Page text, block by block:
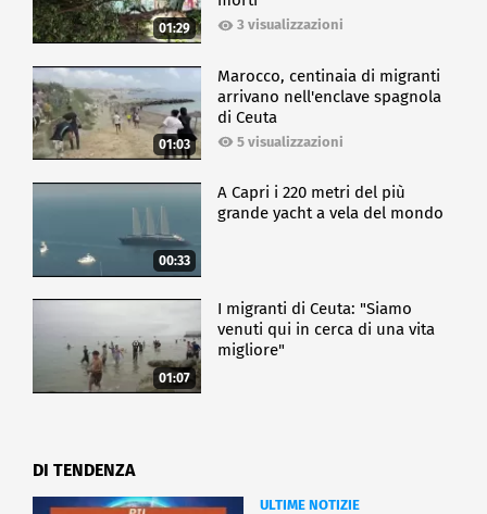
01:29 3 visualizzazioni
01:03
Marocco, centinaia di migranti
arrivano nell'enclave spagnola
di Ceuta
5 visualizzazioni
00:33
A Capri i 220 metri del più
grande yacht a vela del mondo
01:07
I migranti di Ceuta: "Siamo
venuti qui in cerca di una vita
migliore"
DI TENDENZA
ULTIME NOTIZIE